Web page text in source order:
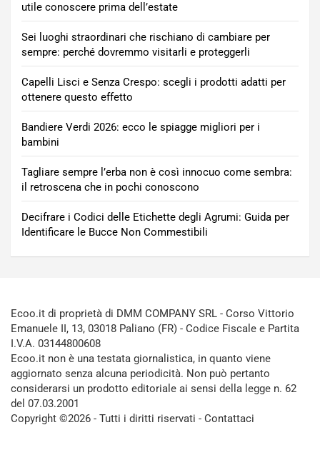
utile conoscere prima dell’estate
Sei luoghi straordinari che rischiano di cambiare per
sempre: perché dovremmo visitarli e proteggerli
Capelli Lisci e Senza Crespo: scegli i prodotti adatti per
ottenere questo effetto
Bandiere Verdi 2026: ecco le spiagge migliori per i
bambini
Tagliare sempre l’erba non è così innocuo come sembra:
il retroscena che in pochi conoscono
Decifrare i Codici delle Etichette degli Agrumi: Guida per
Identificare le Bucce Non Commestibili
Ecoo.it di proprietà di DMM COMPANY SRL - Corso Vittorio
Emanuele II, 13, 03018 Paliano (FR) - Codice Fiscale e Partita
I.V.A. 03144800608
Ecoo.it non è una testata giornalistica, in quanto viene
aggiornato senza alcuna periodicità. Non può pertanto
considerarsi un prodotto editoriale ai sensi della legge n. 62
del 07.03.2001
Copyright ©2026 - Tutti i diritti riservati - Contattaci